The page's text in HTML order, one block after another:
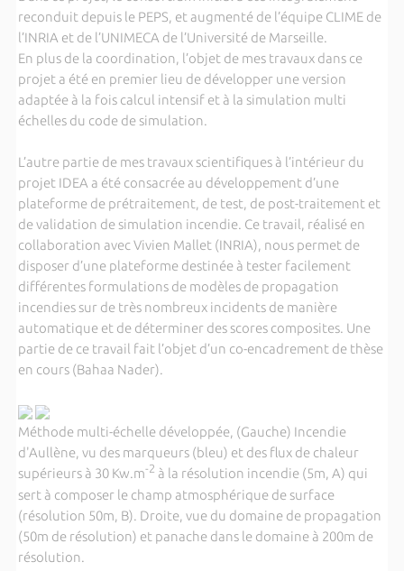
reconduit depuis le PEPS, et augmenté de l’équipe CLIME de
l’INRIA et de l’UNIMECA de l’Université de Marseille.
En plus de la coordination, l’objet de mes travaux dans ce
projet a été en premier lieu de développer une version
adaptée à la fois calcul intensif et à la simulation multi
échelles du code de simulation.
L’autre partie de mes travaux scientifiques à l’intérieur du
projet IDEA a été consacrée au développement d’une
plateforme de prétraitement, de test, de post-traitement et
de validation de simulation incendie. Ce travail, réalisé en
collaboration avec Vivien Mallet (INRIA), nous permet de
disposer d’une plateforme destinée à tester facilement
différentes formulations de modèles de propagation
incendies sur de très nombreux incidents de manière
automatique et de déterminer des scores composites. Une
partie de ce travail fait l’objet d’un co-encadrement de thèse
en cours (Bahaa Nader).
Méthode multi-échelle développée, (Gauche) Incendie
d'Aullène, vu des marqueurs (bleu) et des flux de chaleur
supérieurs à 30 Kw.m-2 à la résolution incendie (5m, A) qui
sert à composer le champ atmosphérique de surface
(résolution 50m, B). Droite, vue du domaine de propagation
(50m de résolution) et panache dans le domaine à 200m de
résolution.